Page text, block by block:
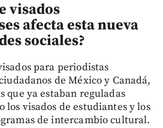
visados
afecta esta nueva
sociales?
para periodistas
de México y Canadá,
que ya estaban reguladas
visados de estudiantes y los
de intercambio cultural.